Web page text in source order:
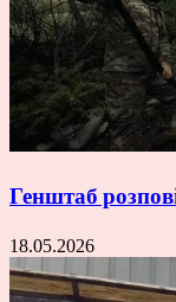
Генштаб
18.05.2026